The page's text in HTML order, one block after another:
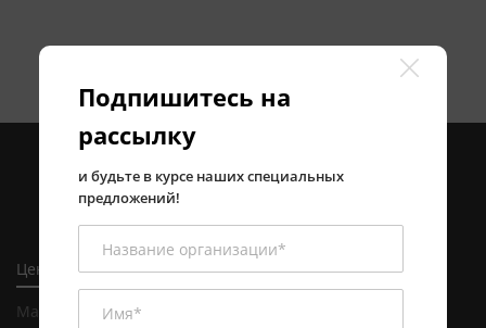
Центральный офис в Алматы
Магазин и сервисный центр в Алматы
Подпишитесь на
рассылку
и будьте в курсе наших специальных
предложений!